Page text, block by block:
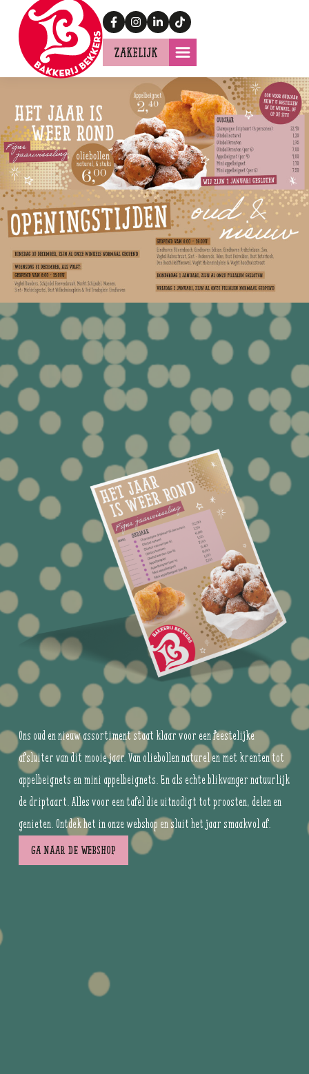
Zakelijk
Ons oud en nieuw assortiment staat klaar voor een feestelijke
afsluiter van dit mooie jaar. Van oliebollen naturel en met krenten tot
appelbeignets en mini appelbeignets. En als echte blikvanger natuurlijk
de driptaart. Alles voor een tafel die uitnodigt tot proosten, delen en
genieten. Ontdek het in onze webshop en sluit het jaar smaakvol af.
Ga naar de webshop